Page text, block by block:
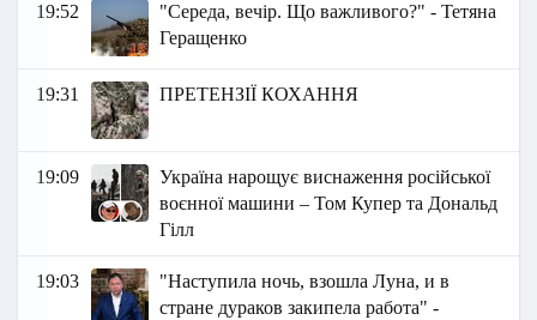
19:52
"Середа, вечір. Що важливого?" - Тетяна
Геращенко
19:31 ПРЕТЕНЗІЇ КОХАННЯ
19:09
Україна нарощує виснаження російської
воєнної машини – Том Купер та Дональд
Гілл
19:03
"Наступила ночь, взошла Луна, и в
стране дураков закипела работа" -